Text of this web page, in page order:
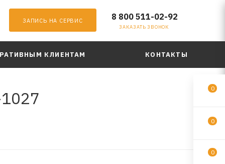
ЗАПИСЬ НА СЕРВИС 8 800 511-02-92
ЗАКАЗАТЬ ЗВОНОК
КЛИЕНТАМ КОНТАКТЫ
0
0
0